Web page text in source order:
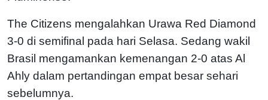
The Citizens mengalahkan Urawa Red Diamond
3-0 di semifinal pada hari Selasa. Sedang wakil
Brasil mengamankan kemenangan 2-0 atas Al
Ahly dalam pertandingan empat besar sehari
sebelumnya.